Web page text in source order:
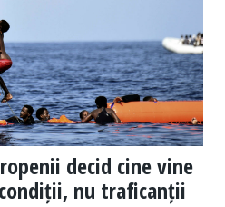
decid cine vine
nu traficanții